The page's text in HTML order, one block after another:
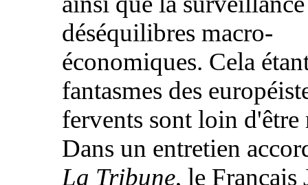
déséquilibres macro-
économiques. Cela
fantasmes des
fervents sont loin d'être
Dans un entretien
La Tribune, le Français